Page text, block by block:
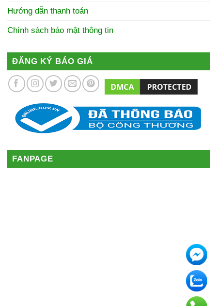
Hướng dẫn thanh toán
Chính sách bảo mật thông tin
ĐĂNG KÝ BÁO GIÁ
FANPAGE